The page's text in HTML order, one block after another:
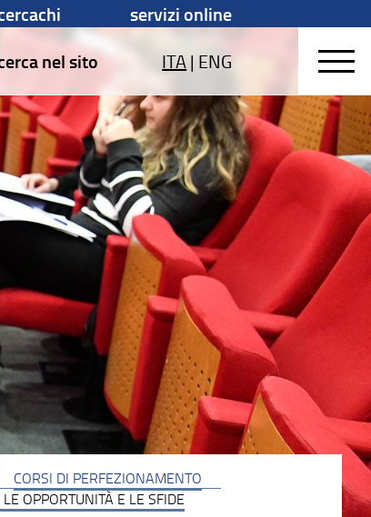
servizi online
nel sito
ITA| ENG
CORSI DI PERFEZIONAMENTO
OPPORTUNITÀ E LE SFIDE